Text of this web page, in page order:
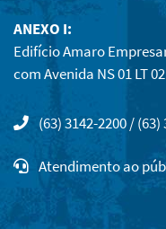
ANEXO I:
Edifício Amaro
com Avenida NS 01 LT
(63) 3142-2200 / (63)
Atendimento ao